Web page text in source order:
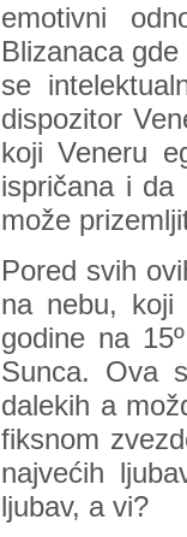
emotivni
Blizanaca
se
dispozitor
koji Veneru
ispričana i
može
Pored svih
na nebu, koji
godine na
Sunca. Ova
dalekih a
fiksnom
najvećih
ljubav, a vi?